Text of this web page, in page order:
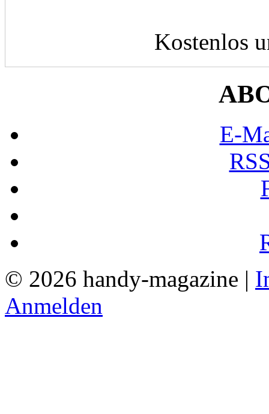
Kostenlos
E-
© 2026 handy-magazine |
Anmelden